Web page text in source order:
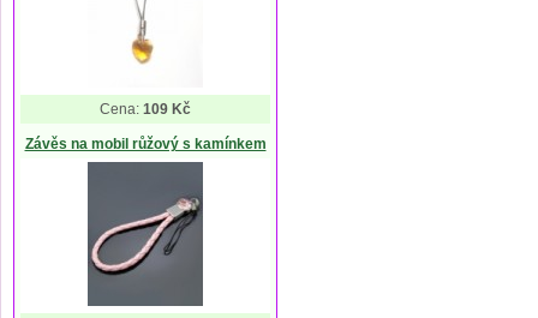
Cena: 109 Kč
Závěs na mobil růžový s kamínkem